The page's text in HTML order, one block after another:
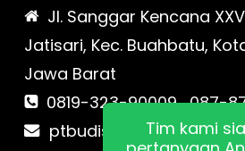
Jl. Sanggar Kencana
Jatisari, Kec. Buahbatu,
Jawa Barat
0819-323-90009 , 087-
ptbudispool@gmail.com
Tim kami